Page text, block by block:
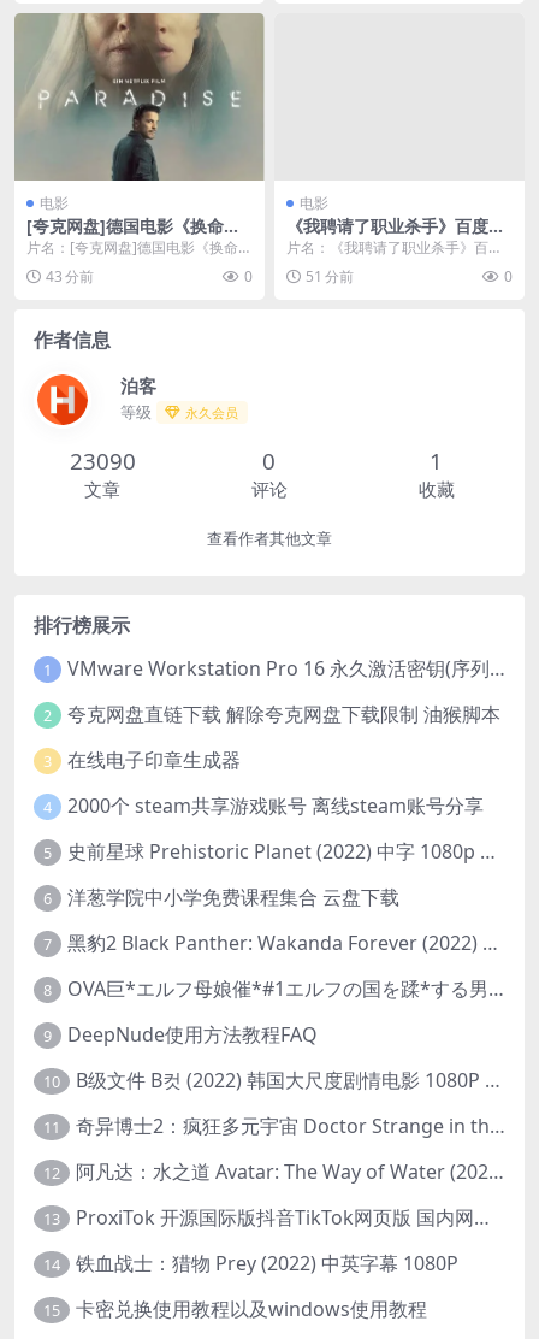
电影
[夸克网盘]德国电影《换命天
堂》（2023）动作 / 科幻 / 惊
片名：[夸克网盘]德国电影《换命天
堂》（2023）动作 / 科幻 / 惊悚 豆
瓣...43 分前 0
电影
《我聘请了职业杀手》百度云
网盘下载.BD1080P.英语中字.
片名：《我聘请了职业杀手》百度
云网盘下载.BD1080P.英语中字.(19
90)...51 分前 0
作者信息
泊客
等级 永久会员
23090
文章
0
评论
1
收藏
查看作者其他文章
排行榜展示
1 VMware Workstation Pro 16 永久激活密钥(序列号)
2 夸克网盘直链下载 解除夸克网盘下载限制 油猴脚本
3 在线电子印章生成器
4 2000个 steam共享游戏账号 离线steam账号分享
5 史前星球 Prehistoric Planet (2022) 中字 1080p 高清 阿里云盘 2022.5.27已更新全集
6 洋葱学院中小学免费课程集合 云盘下载
7 黑豹2 Black Panther: Wakanda Forever (2022) 高清版
8 OVA巨*エルフ母娘催*#1エルフの国を蹂*する男。汚された女王と姫
9 DeepNude使用方法教程FAQ
10 B级文件 B컷 (2022) 韩国大尺度剧情电影 1080P 中字
11 奇异博士2：疯狂多元宇宙 Doctor Strange in the Multiverse of Madness (2022) 高清版1080p
12 阿凡达：水之道 Avatar: The Way of Water (2022) 1080p 2k 4k 中文字幕
13 ProxiTok 开源国际版抖音TikTok网页版 国内网络直连
14 铁血战士：猎物 Prey (2022) 中英字幕 1080P
15 卡密兑换使用教程以及windows使用教程